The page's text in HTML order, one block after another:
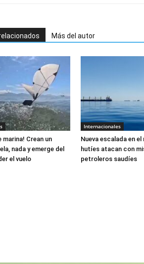
Más del autor
marina! Crean un
nada y emerge del
el vuelo
Internacionales
Nueva escalada en el
hutíes atacan con
petroleros saudíes